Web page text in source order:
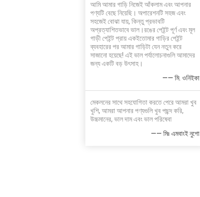
আমি আমার গাড়ি নিজেই আঁকলাম এবং আপনার
পণ্যটি বেছে নিয়েছি। অপারেশনটি সহজ এবং
সহজেই বোঝা যায়, কিন্তু প্রভাবটি
অপ্রত্যাশিতভাবে ভাল।রঙের পেইন্ট পূর্ণ এবং মূল
গাড়ী পেইন্ট প্রায় একইতোমার গাড়ির পেইন্ট
ব্যবহারের পর আমার গাড়িটা যেন নতুন করে
সাজানো হয়েছে! এই ভাল পর্যালোচনাগুলি আমাদের
জন্য একটি বড় উৎসাহ।
—— মি. ওনিইকা
মেকলনের সাথে সহযোগিতা করতে পেরে আমরা খুব
খুশি, আমরা আপনার পণ্যগুলি খুব পছন্দ করি,
উচ্চমানের, ভাল দাম এবং ভাল পরিষেবা
—— মিঃ এমবাংই নুগো